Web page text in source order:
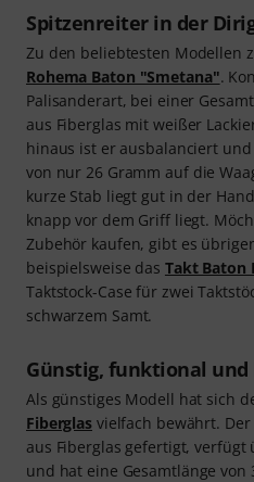
Spitzenreiter in der
Zu den beliebtesten Modellen
Rohema Baton "Smetana".
Palisanderart, bei einer
aus Fiberglas mit weißer
hinaus ist er ausbalanciert
von nur 26 Gramm auf die
kurze Stab liegt gut in der
knapp vor dem Griff liegt.
Zubehör kaufen, gibt es
beispielsweise das Takt Baton
Taktstock-Case für zwei
schwarzem Samt.
Günstig, funktional
Als günstiges Modell hat sich
Fiberglas vielfach bewährt.
aus Fiberglas gefertigt,
und hat eine Gesamtlänge